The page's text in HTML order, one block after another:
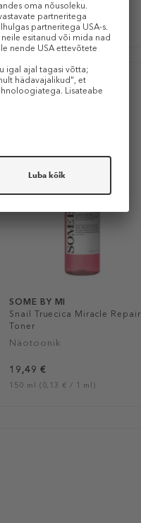
SOME BY MI
Snail Truecica Miracle Repair
Toner
Näotoonik
19,49 €
150 ml (0,13 € / 1 ml)